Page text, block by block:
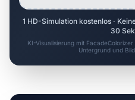
1 HD-Simulation kostenlos ·
30
KI-Visualisierung mit
Untergrund und